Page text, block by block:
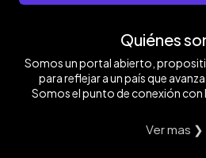
Quiénes
Somos un portal abierto,
para reflejar a un país que
Somos el punto de conexión con
Ver mas ❯